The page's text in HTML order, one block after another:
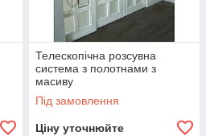
Телескопічна розсувна
система з полотнами з
масиву
Під замовлення
Ціну уточнюйте